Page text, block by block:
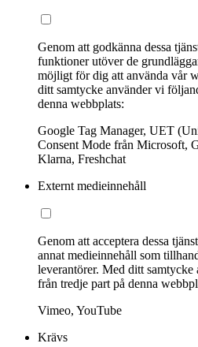
Genom att godkänna dessa
funktioner utöver de
möjligt för dig att använda vår
ditt samtycke använder vi
denna webbplats:
Google Tag Manager, UET
Consent Mode från Microsoft,
Klarna, Freshchat
Externt medieinnehåll
Genom att acceptera dessa
annat medieinnehåll som
leverantörer. Med ditt
från tredje part på denna
Vimeo, YouTube
Krävs